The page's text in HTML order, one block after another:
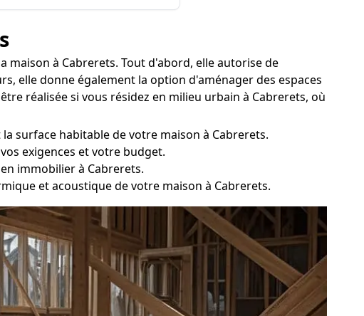
à Cabrerets. Tout d'abord, elle autorise de
elle donne également la option d'aménager des espaces
réalisée si vous résidez en milieu urbain à Cabrerets, où
surface habitable de votre maison à Cabrerets.
exigences et votre budget.
immobilier à Cabrerets.
et acoustique de votre maison à Cabrerets.